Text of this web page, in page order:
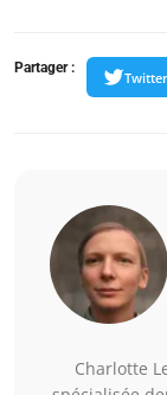
Partager :
Twitter
Charlotte